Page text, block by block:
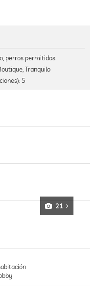
perros permitidos
Tranquilo
5
21